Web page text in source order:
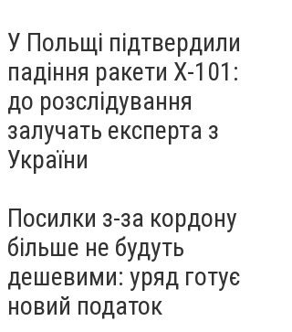
У Польщі підтвердили
падіння ракети Х-101:
до розслідування
залучать експерта з
України
Посилки з-за кордону
більше не будуть
дешевими: уряд готує
новий податок